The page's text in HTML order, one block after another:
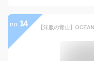
no. 14